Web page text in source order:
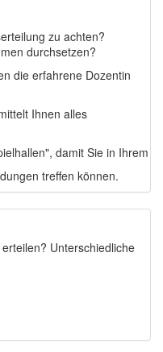
zu achten?
durchsetzen?
die erfahrene Dozentin
Ihnen alles
damit Sie in Ihrem
treffen können.
Unterschiedliche